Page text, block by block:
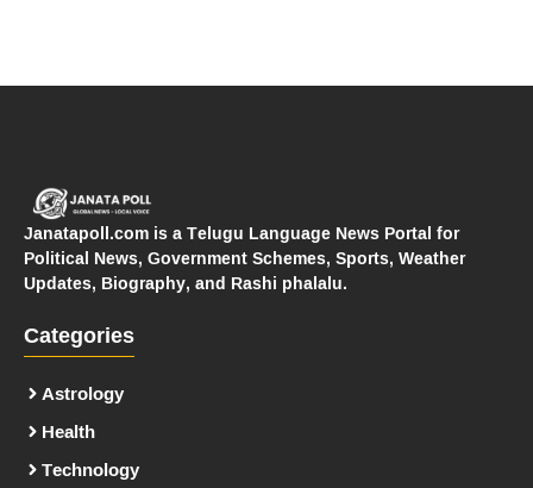
Janatapoll.com is a Telugu Language News Portal for
Political News, Government Schemes, Sports, Weather
Updates, Biography, and Rashi phalalu.
Categories
Astrology
Health
Technology